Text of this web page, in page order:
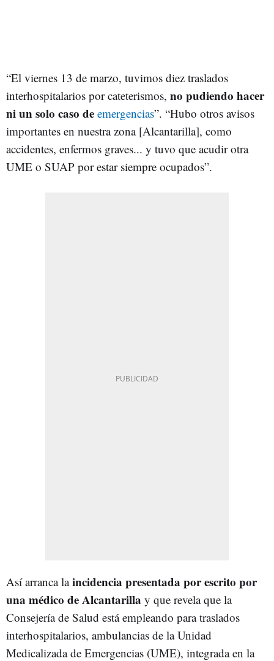
“El viernes 13 de marzo, tuvimos diez traslados
interhospitalarios por cateterismos, no pudiendo hacer
ni un solo caso de emergencias”. “Hubo otros avisos
importantes en nuestra zona [Alcantarilla], como
accidentes, enfermos graves... y tuvo que acudir otra
UME o SUAP por estar siempre ocupados”.
Así arranca laincidencia presentada por escrito por
una médico de Alcantarilla y que revela que la
Consejería de Salud está empleando para traslados
interhospitalarios, ambulancias de la Unidad
Medicalizada de Emergencias (UME), integrada en la